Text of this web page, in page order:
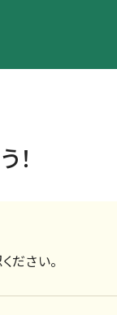
！
ださい。